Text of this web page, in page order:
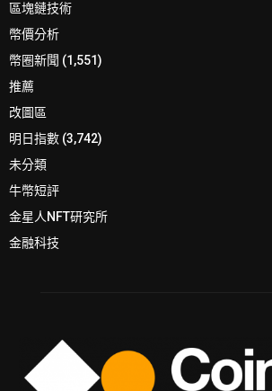
區塊鏈技術
幣價分析
幣圈新聞 (1,551)
推薦
改圖區
明日指數 (3,742)
未分類
牛幣短評
金星人NFT研究所
金融科技